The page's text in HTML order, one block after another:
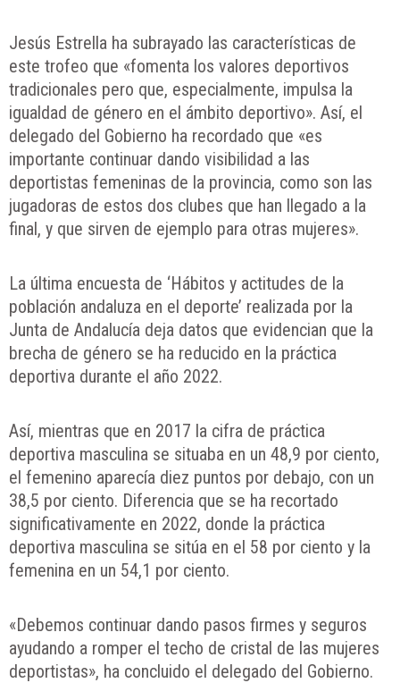
Jesús Estrella ha subrayado las características de
este trofeo que «fomenta los valores deportivos
tradicionales pero que, especialmente, impulsa la
igualdad de género en el ámbito deportivo». Así, el
delegado del Gobierno ha recordado que «es
importante continuar dando visibilidad a las
deportistas femeninas de la provincia, como son las
jugadoras de estos dos clubes que han llegado a la
final, y que sirven de ejemplo para otras mujeres».
La última encuesta de ‘Hábitos y actitudes de la
población andaluza en el deporte’ realizada por la
Junta de Andalucía deja datos que evidencian que la
brecha de género se ha reducido en la práctica
deportiva durante el año 2022.
Así, mientras que en 2017 la cifra de práctica
deportiva masculina se situaba en un 48,9 por ciento,
el femenino aparecía diez puntos por debajo, con un
38,5 por ciento. Diferencia que se ha recortado
significativamente en 2022, donde la práctica
deportiva masculina se sitúa en el 58 por ciento y la
femenina en un 54,1 por ciento.
«Debemos continuar dando pasos firmes y seguros
ayudando a romper el techo de cristal de las mujeres
deportistas», ha concluido el delegado del Gobierno.